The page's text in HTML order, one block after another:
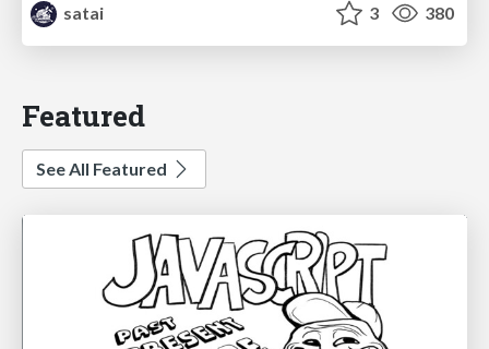
satai
3 380
Featured
See All Featured